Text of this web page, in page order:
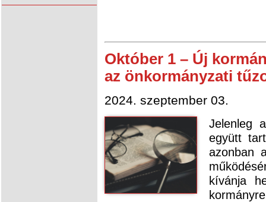
Október 1 – Új
az önkormányzati
2024. szeptember 03.
Jelenleg
együtt
azonban
kívánja